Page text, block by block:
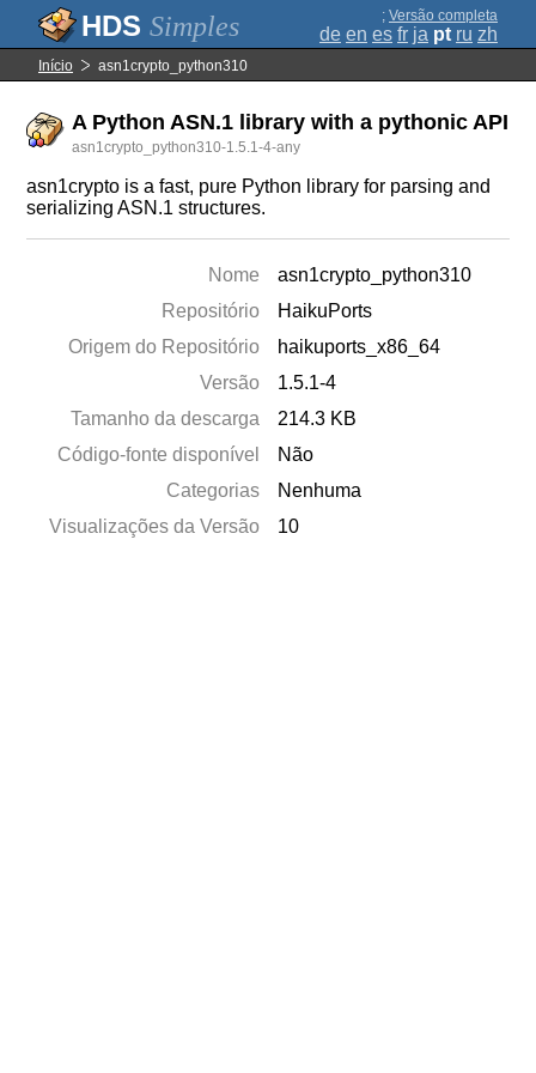
Simples ; Versão completa
de en es fr ja pt ru zh
Início asn1crypto_python310
A Python ASN.1 library with a pythonic API
asn1crypto_python310-1.5.1-4-any
asn1crypto is a fast, pure Python library for parsing and
serializing ASN.1 structures.
Nome
asn1crypto_python310
Repositório
HaikuPorts
Origem do Repositório
haikuports_x86_64
Versão
1.5.1-4
Tamanho da descarga
214.3 KB
Código-fonte disponível
Não
Categorias
Nenhuma
Visualizações da Versão
10